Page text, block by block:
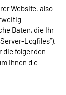
Website, also
Daten, die Ihr
Logfiles“).
die folgenden
Ihnen die